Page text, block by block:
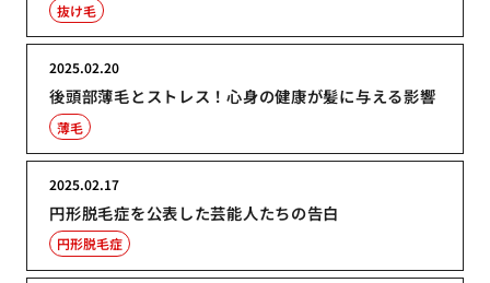
抜け毛
後頭部薄毛とストレス！心身の健康が髪に与える影響
2025.02.20
薄毛
円形脱毛症を公表した芸能人たちの告白
2025.02.17
円形脱毛症